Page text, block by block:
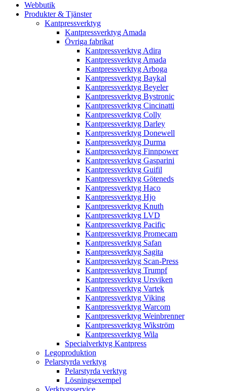
Webbutik
Produkter & Tjänster
Kantpressverktyg
Kantpressverktyg Amada
Övriga fabrikat
Kantpressverktyg Adira
Kantpressverktyg Amada
Kantpressverktyg Arboga
Kantpressverktyg Baykal
Kantpressverktyg Beyeler
Kantpressverktyg Bystronic
Kantpressverktyg Cincinatti
Kantpressverktyg Colly
Kantpressverktyg Darley
Kantpressverktyg Donewell
Kantpressverktyg Durma
Kantpressverktyg Finnpower
Kantpressverktyg Gasparini
Kantpressverktyg Guifil
Kantpressverktyg Göteneds
Kantpressverktyg Haco
Kantpressverktyg Hjo
Kantpressverktyg Knuth
Kantpressverktyg LVD
Kantpressverktyg Pacific
Kantpressverktyg Promecam
Kantpressverktyg Safan
Kantpressverktyg Sagita
Kantpressverktyg Scan-Press
Kantpressverktyg Trumpf
Kantpressverktyg Ursviken
Kantpressverktyg Vartek
Kantpressverktyg Viking
Kantpressverktyg Warcom
Kantpressverktyg Weinbrenner
Kantpressverktyg Wikström
Kantpressverktyg Wila
Specialverktyg Kantpress
Legoproduktion
Pelarstyrda verktyg
Pelarstyrda verktyg
Lösningsexempel
Verktygsservice